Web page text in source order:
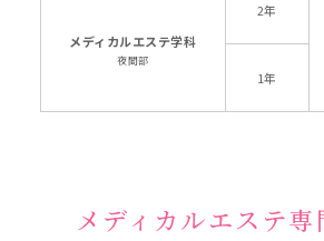
メディカルエステ学科
夜間部
2年
1年
メディカルエステ専